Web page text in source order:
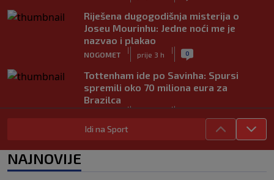
Riješena dugogodišnja misterija o
Joseu Mourinhu: Jedne noći me je
nazvao i plakao
NOGOMET
|
prije 3 h
| 0
Tottenham ide po Savinha: Spursi
spremili oko 70 miliona eura za
Brazilca
| |
Iraola zabrinut nakon novog poraza
Idi na Sport
NAJNOVIJE